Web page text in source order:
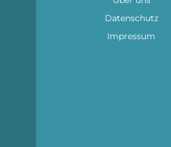
Datenschutz
Impressum